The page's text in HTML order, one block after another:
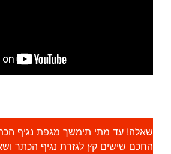
שאלה! עד מתי תימשך מגפת נגיף
החכם שישים קץ לגזרת נגיף הכתר